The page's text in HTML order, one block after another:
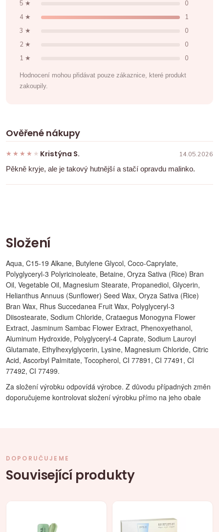
5 ★
0
4 ★
1
3 ★
0
2 ★
0
1 ★
0
Hodnocení mohou přidávat pouze zákaznice, které produkt
zakoupily.
Ověřené nákupy
★★★★★
★★★★★ Kristýna S. 14.05.2026
Pěkně kryje, ale je takový hutnější a stačí opravdu malinko.
Složení
Aqua, C15-19 Alkane, Butylene Glycol, Coco-Caprylate,
Polyglyceryl-3 Polyricinoleate, Betaine, Oryza Sativa (Rice) Bran
Oil, Vegetable Oil, Magnesium Stearate, Propanediol, Glycerin,
Helianthus Annuus (Sunflower) Seed Wax, Oryza Sativa (Rice)
Bran Wax, Rhus Succedanea Fruit Wax, Polyglyceryl-3
Diisostearate, Sodium Chloride, Crataegus Monogyna Flower
Extract, Jasminum Sambac Flower Extract, Phenoxyethanol,
Aluminum Hydroxide, Polyglyceryl-4 Caprate, Sodium Lauroyl
Glutamate, Ethylhexylglycerin, Lysine, Magnesium Chloride, Citric
Acid, Ascorbyl Palmitate, Tocopherol, CI 77891, CI 77491, CI
77492, CI 77499.
Za složení výrobku odpovídá výrobce. Z důvodu případných změn
doporučujeme kontrolovat složení výrobku přímo na jeho obale
DOPORUČUJEME
Související produkty